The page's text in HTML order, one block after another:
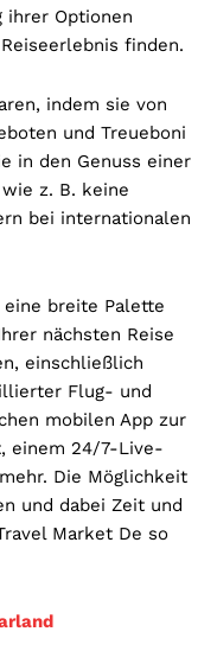
ihrer Optionen
finden.
indem sie von
und Treueboni
in den Genuss einer
z. B. keine
bei internationalen
eine breite Palette
nächsten Reise
einschließlich
Flug- und
mobilen App zur
einem 24/7-Live-
Die Möglichkeit
und dabei Zeit und
Market De so